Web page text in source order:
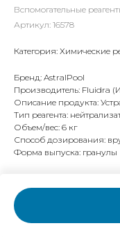
Вспомогательные
Артикул: 16578
Категория: Химические
Бренд: AstralPool
Производитель: Fluidra
Описание продукта:
Тип реагента:
Объем/вес: 6 кг
Способ дозирования:
Форма выпуска: гранулы